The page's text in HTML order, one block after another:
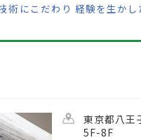
術にこだわり 経験を生かし
東京都八
5F-8F